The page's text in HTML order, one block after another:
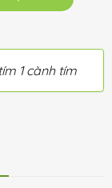
1 cành tím